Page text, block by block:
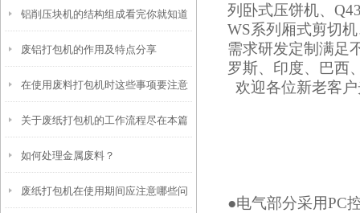
有哪些了
铝削压块机的结构组成看完你就知道
了
废铝打包机的作用及特点分享
在使用废料打包机时这些事项要注意
了
关于废纸打包机的工作流程尽在本篇
如何处理金属废料？
废纸打包机在使用期间应注意哪些问
列卧式压饼机、
WS系列厢式剪切
需求研发定制满足
罗斯、印度、巴西
欢迎各位新老客
●电气部分采用PC